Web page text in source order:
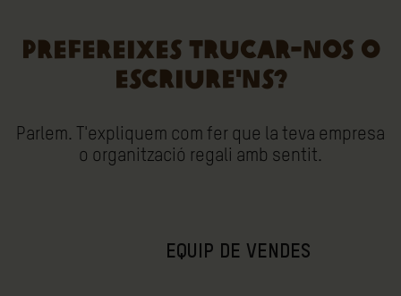
PREFEREIXES TRUCAR-NOS O
ESCRIURE'NS?
Parlem. T'expliquem com fer que la teva empresa
o organització regali amb sentit.
EQUIP DE VENDES